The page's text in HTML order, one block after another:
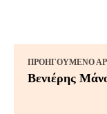
ΠΡΟΗΓΟΎΜΕΝΟ
Βενιέρης